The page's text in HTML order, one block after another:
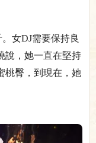
女DJ需要保持良
說，她一直在堅持
桃臀，到現在，她